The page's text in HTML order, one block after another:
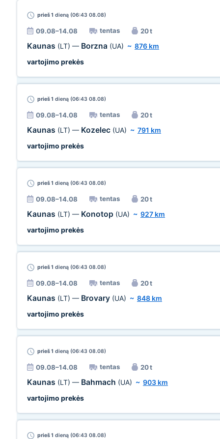
prieš 1 dieną (06:43 08.08)
09.08–14.08 tentas 20 t
Kaunas (LT) — Borzna (UA) ~ 876 km
vartojimo prekės
prieš 1 dieną (06:43 08.08)
09.08–14.08 tentas 20 t
Kaunas (LT) — Kozelec (UA) ~ 791 km
vartojimo prekės
prieš 1 dieną (06:43 08.08)
09.08–14.08 tentas 20 t
Kaunas (LT) — Konotop (UA) ~ 927 km
vartojimo prekės
prieš 1 dieną (06:43 08.08)
09.08–14.08 tentas 20 t
Kaunas (LT) — Brovary (UA) ~ 848 km
vartojimo prekės
prieš 1 dieną (06:43 08.08)
09.08–14.08 tentas 20 t
Kaunas (LT) — Bahmach (UA) ~ 903 km
vartojimo prekės
prieš 1 dieną (06:43 08.08)